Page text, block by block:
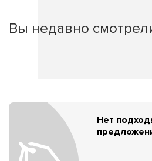
Вы недавно
Нет